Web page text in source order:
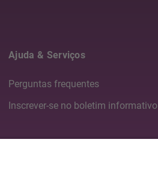
Ajuda & Serviços
Perguntas frequentes
Inscrever-se no boletim informativo